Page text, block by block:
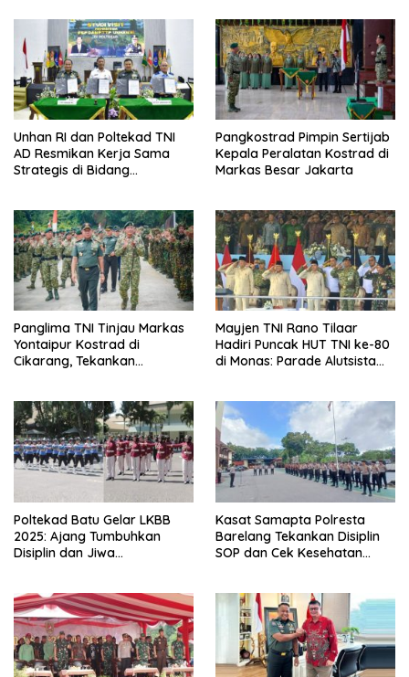
Unhan RI dan Poltekad TNI
AD Resmikan Kerja Sama
Strategis di Bidang
Pangkostrad Pimpin Sertijab
Kepala Peralatan Kostrad di
Markas Besar Jakarta
Panglima TNI Tinjau Markas
Yontaipur Kostrad di
Cikarang, Tekankan
Mayjen TNI Rano Tilaar
Hadiri Puncak HUT TNI ke-80
di Monas: Parade Alutsista
Poltekad Batu Gelar LKBB
2025: Ajang Tumbuhkan
Disiplin dan Jiwa
Kasat Samapta Polresta
Barelang Tekankan Disiplin
SOP dan Cek Kesehatan